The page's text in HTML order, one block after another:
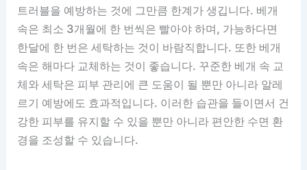
트러블을 예방하는 것에 그만큼 한계가 생깁니다. 베개
속은 최소 3개월에 한 번씩은 빨아야 하며, 가능하다면
한달에 한 번은 세탁하는 것이 바람직합니다. 또한 베개
속은 해마다 교체하는 것이 좋습니다. 꾸준한 베개 속 교
체와 세탁은 피부 관리에 큰 도움이 될 뿐만 아니라 알레
르기 예방에도 효과적입니다. 이러한 습관을 들이면서 건
강한 피부를 유지할 수 있을 뿐만 아니라 편안한 수면 환
경을 조성할 수 있습니다.